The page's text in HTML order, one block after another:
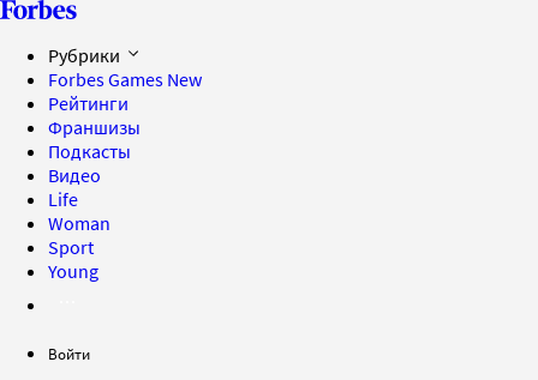
Рубрики
Forbes Games New
Рейтинги
Франшизы
Подкасты
Видео
Life
Woman
Sport
Young
Войти